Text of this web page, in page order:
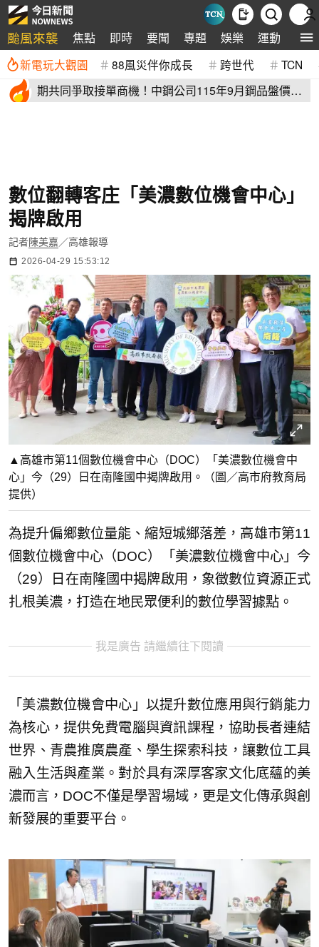
颱風來襲 焦點 即時 要聞 專題 娛樂 運動 全球
新電玩大觀園 88風災伴你成長 跨世代 TCN
期共同爭取接單商機！中鋼公司115年9月鋼品盤價全
數位翻轉客庄「美濃數位機會中心」
揭牌啟用
記者陳美嘉 ／高雄報導
2026-04-29 15:53:12
▲高雄市第11個數位機會中心（DOC）「美濃數位機會中
心」今（29）日在南隆國中揭牌啟用。（圖／高市府教育局
提供）
為提升偏鄉數位量能、縮短城鄉落差，高雄市第11
個數位機會中心（DOC）「美濃數位機會中心」今
（29）日在南隆國中揭牌啟用，象徵數位資源正式
扎根美濃，打造在地民眾便利的數位學習據點。
我是廣告 請繼續往下閱讀
「美濃數位機會中心」以提升數位應用與行銷能力
為核心，提供免費電腦與資訊課程，協助長者連結
世界、青農推廣農產、學生探索科技，讓數位工具
融入生活與產業。對於具有深厚客家文化底蘊的美
濃而言，DOC不僅是學習場域，更是文化傳承與創
新發展的重要平台。